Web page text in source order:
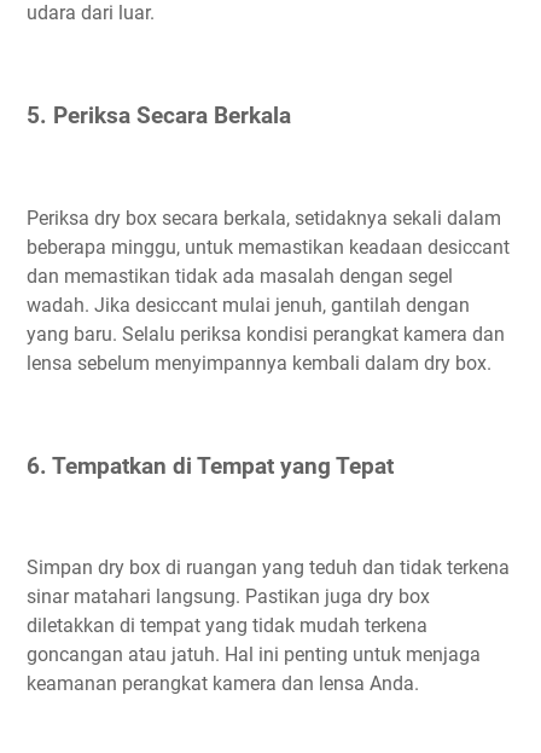
udara dari luar.
5. Periksa Secara Berkala
Periksa dry box secara berkala, setidaknya sekali dalam
beberapa minggu, untuk memastikan keadaan desiccant
dan memastikan tidak ada masalah dengan segel
wadah. Jika desiccant mulai jenuh, gantilah dengan
yang baru. Selalu periksa kondisi perangkat kamera dan
lensa sebelum menyimpannya kembali dalam dry box.
6. Tempatkan di Tempat yang Tepat
Simpan dry box di ruangan yang teduh dan tidak terkena
sinar matahari langsung. Pastikan juga dry box
diletakkan di tempat yang tidak mudah terkena
goncangan atau jatuh. Hal ini penting untuk menjaga
keamanan perangkat kamera dan lensa Anda.